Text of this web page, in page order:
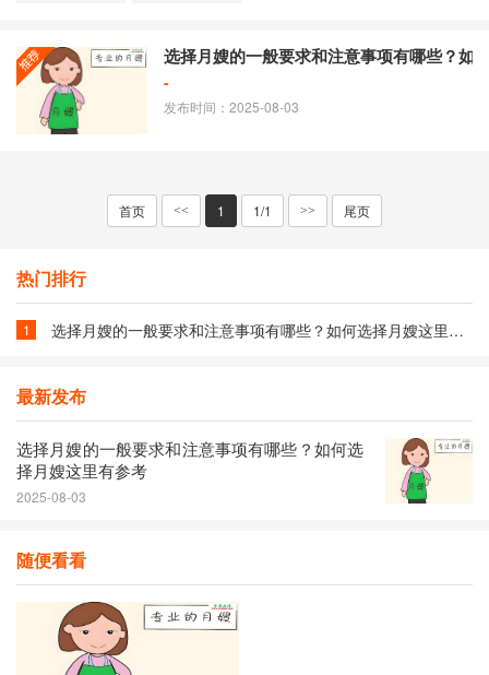
选择月嫂的一般要求和注意事项有哪些？如
-
发布时间：2025-08-03
首页 << 1 1/1 >> 尾页
热门排行
1 选择月嫂的一般要求和注意事项有哪些？如何选择月嫂这里有参考
最新发布
选择月嫂的一般要求和注意事项有哪些？如何选
择月嫂这里有参考
2025-08-03
随便看看